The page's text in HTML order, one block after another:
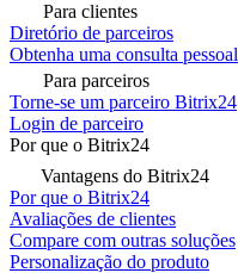
Para clientes
Diretório de parceiros
Obtenha uma consulta pessoal
Para parceiros
Torne-se um parceiro Bitrix24
Login de parceiro
Por que o Bitrix24
Vantagens do Bitrix24
Por que o Bitrix24
Avaliações de clientes
Compare com outras soluções
Personalização do produto